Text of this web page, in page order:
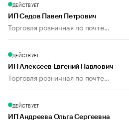
ДЕЙСТВУЕТ
ИП Седов Павел Петрович
Торговля розничная по почте...
ДЕЙСТВУЕТ
ИП Алексеев Евгений Павлович
Торговля розничная по почте...
ДЕЙСТВУЕТ
ИП Андреева Ольга Сергеевна